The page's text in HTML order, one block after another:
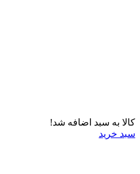
کالا به سبد اضافه شد!
سبد خرید